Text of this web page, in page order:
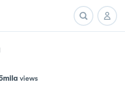
views